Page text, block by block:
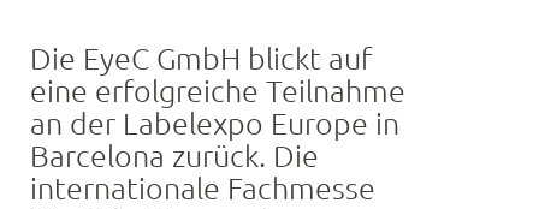
Die EyeC GmbH blickt auf
eine erfolgreiche Teilnahme
an der Labelexpo Europe in
Barcelona zurück. Die
internationale Fachmesse